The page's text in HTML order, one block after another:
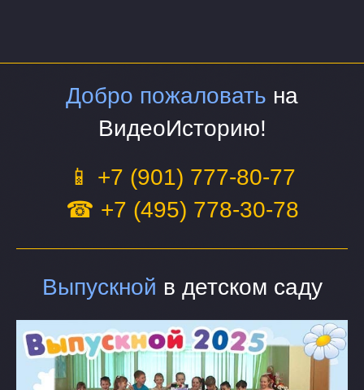
Добро пожаловать на
ВидеоИсторию!
📱 +7 (901) 777-80-77
☎ +7 (495) 778-30-78
Выпускной в детском саду